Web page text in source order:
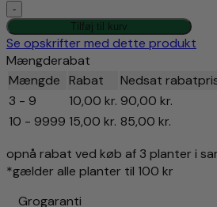
antal
-
Tilføj til kurv
Se opskrifter med dette produkt
Mængderabat
Mængde Rabat
Nedsat
3 - 9
10,00 kr. 90,00 kr.
10 - 9999 15,00 kr. 85,00 kr.
opnå rabat ved køb af 3 planter i
*gælder alle planter til 100 kr
Grogaranti